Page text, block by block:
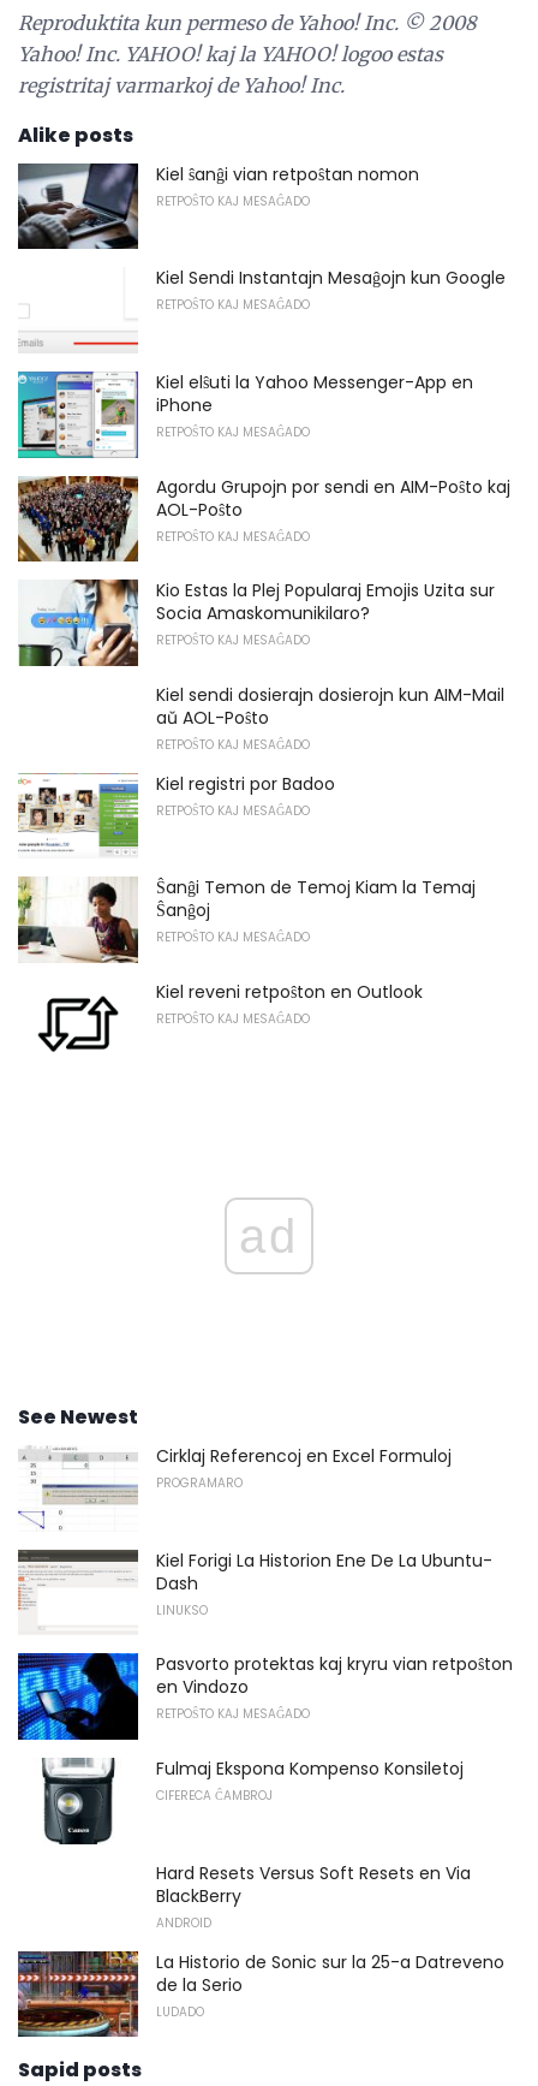
Reproduktita kun permeso de Yahoo! Inc. © 2008
Yahoo! Inc. YAHOO! kaj la YAHOO! logoo estas
registritaj varmarkoj de Yahoo! Inc.
Alike posts
Kiel ŝanĝi vian retpoŝtan nomon
RETPOŜTO KAJ MESAĜADO
Kiel Sendi Instantajn Mesaĝojn kun Google
RETPOŜTO KAJ MESAĜADO
Kiel elŝuti la Yahoo Messenger-App en
iPhone
RETPOŜTO KAJ MESAĜADO
Agordu Grupojn por sendi en AIM-Poŝto kaj
AOL-Poŝto
RETPOŜTO KAJ MESAĜADO
Kio Estas la Plej Popularaj Emojis Uzita sur
Socia Amaskomunikilaro?
RETPOŜTO KAJ MESAĜADO
Kiel sendi dosierajn dosierojn kun AIM-Mail
aŭ AOL-Poŝto
RETPOŜTO KAJ MESAĜADO
Kiel registri por Badoo
RETPOŜTO KAJ MESAĜADO
Ŝanĝi Temon de Temoj Kiam la Temaj
Ŝanĝoj
RETPOŜTO KAJ MESAĜADO
Kiel reveni retpoŝton en Outlook
RETPOŜTO KAJ MESAĜADO
ad
See Newest
Cirklaj Referencoj en Excel Formuloj
PROGRAMARO
Kiel Forigi La Historion Ene De La Ubuntu-
Dash
LINUKSO
Pasvorto protektas kaj kryru vian retpoŝton
en Vindozo
RETPOŜTO KAJ MESAĜADO
Fulmaj Ekspona Kompenso Konsiletoj
CIFERECA ĈAMBROJ
Hard Resets Versus Soft Resets en Via
BlackBerry
ANDROID
La Historio de Sonic sur la 25-a Datreveno
de la Serio
LUDADO
Sapid posts